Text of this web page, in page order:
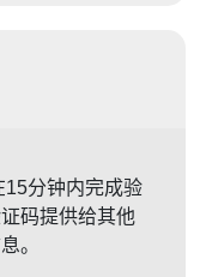
15分钟内完成验
码提供给其他
。